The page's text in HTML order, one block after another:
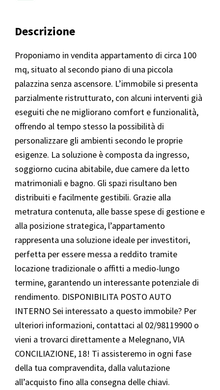
Descrizione
Proponiamo in vendita appartamento di circa 100
mq, situato al secondo piano di una piccola
palazzina senza ascensore. L’immobile si presenta
parzialmente ristrutturato, con alcuni interventi già
eseguiti che ne migliorano comfort e funzionalità,
offrendo al tempo stesso la possibilità di
personalizzare gli ambienti secondo le proprie
esigenze. La soluzione è composta da ingresso,
soggiorno cucina abitabile, due camere da letto
matrimoniali e bagno. Gli spazi risultano ben
distribuiti e facilmente gestibili. Grazie alla
metratura contenuta, alle basse spese di gestione e
alla posizione strategica, l’appartamento
rappresenta una soluzione ideale per investitori,
perfetta per essere messa a reddito tramite
locazione tradizionale o affitti a medio-lungo
termine, garantendo un interessante potenziale di
rendimento. DISPONIBILITA POSTO AUTO
INTERNO Sei interessato a questo immobile? Per
ulteriori informazioni, contattaci al 02/98119900 o
vieni a trovarci direttamente a Melegnano, VIA
CONCILIAZIONE, 18! Ti assisteremo in ogni fase
della tua compravendita, dalla valutazione
all’acquisto fino alla consegna delle chiavi.